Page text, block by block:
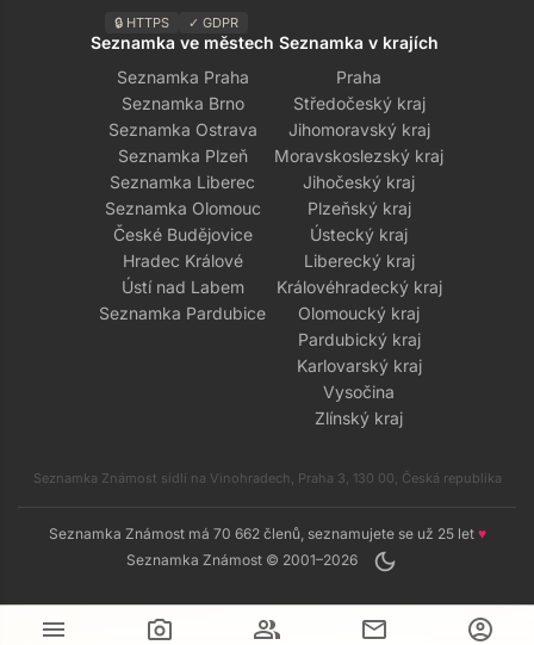
menu camera_alt group mail account_circle
🔒 HTTPS ✓ GDPR
Seznamka ve městech
Seznamka Praha
Seznamka Brno
Seznamka Ostrava
Seznamka Plzeň
Seznamka Liberec
Seznamka Olomouc
České Budějovice
Hradec Králové
Ústí nad Labem
Seznamka Pardubice
Seznamka v krajích
Praha
Středočeský kraj
Jihomoravský kraj
Moravskoslezský kraj
Jihočeský kraj
Plzeňský kraj
Ústecký kraj
Liberecký kraj
Královéhradecký kraj
Olomoucký kraj
Pardubický kraj
Karlovarský kraj
Vysočina
Zlínský kraj
Seznamka Známost sídlí na Vinohradech, Praha 3, 130 00, Česká republika
Seznamka Známost má 70 662 členů, seznamujete se už 25 let ♥
Seznamka Známost © 2001–2026
dark_mode